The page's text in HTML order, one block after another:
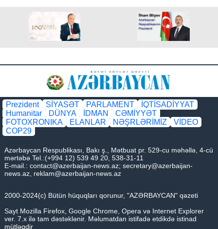
Prezident SİYASƏT PARLAMENT
İQTİSADİYYAT
Humanitar
DÜNYA İDMAN
CƏMİYYƏT
FOTOXRONIKA
ELANLAR NƏŞRLƏRİMİZ
VİDEO
COP29
Azərbaycan Respublikası, Bakı ş., Mətbuat pr. 529-cu məhəllə, 4-cü
mərtəbə Tel.:(+994 12) 539 49 20, 538-31-11
E-mail.: contact@azerbaijan-news.az; secretary@azerbaijan-
news.az reklam@azerbaijan-news.az
2000-2024(c) Bütün hüquqları qorunur, "AZƏRBAYCAN" qəzeti
Sayt Mozilla Firefox, Google Chrome, Opera və Internet Explorer
ver. 7.x ilə tam dəstəklənir. Məlumatdan istifadə etdikdə istinad
mütləqdir